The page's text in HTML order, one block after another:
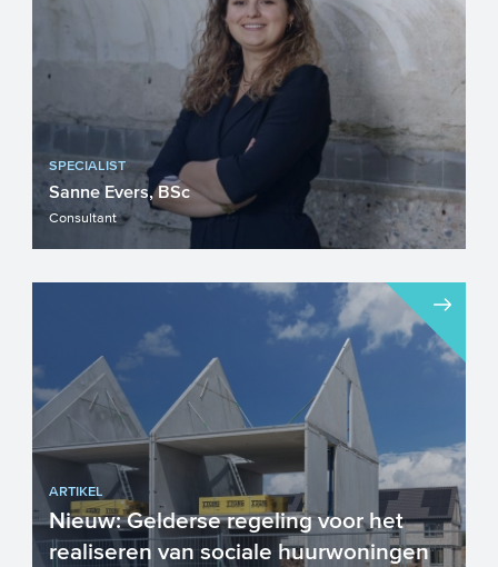
SPECIALIST
Sanne Evers, BSc
Consultant
ARTIKEL
Nieuw: Gelderse regeling voor het
realiseren van sociale huurwoningen